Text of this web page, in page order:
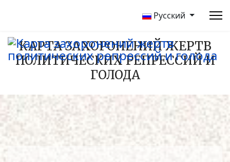
Русский
КАРТА ЗАХОРОНЕНИЙ ЖЕРТВ
ПОЛИТИЧЕСКИХ РЕПРЕССИЙ И
ГОЛОДА